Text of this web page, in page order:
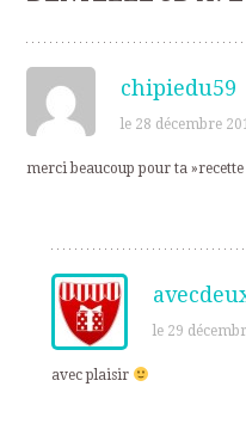
chipiedu59
le 28 décembre
merci beaucoup pour ta
le 29
avec plaisir